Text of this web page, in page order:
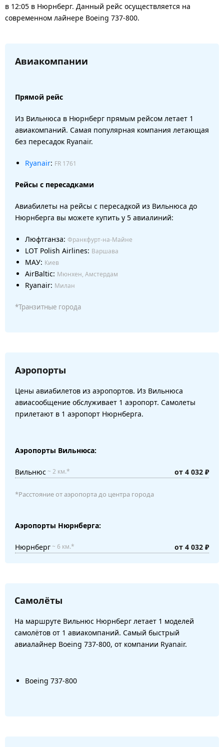
в 12:05 в Нюрнберг. Данный рейс осуществляется на
современном лайнере Boeing 737-800.
Авиакомпании
Прямой рейс
Из Вильнюса в Нюрнберг прямым рейсом летает 1
авиакомпаний. Самая популярная компания летающая
без пересадок Ryanair.
Ryanair: FR 1761
Рейсы с пересадками
Авиабилеты на рейсы с пересадкой из Вильнюса до
Нюрнберга вы можете купить у 5 авиалиний:
Люфтганза: Франкфурт-на-Майне
LOT Polish Airlines: Варшава
МАУ: Киев
AirBaltic: Мюнхен, Амстердам
Ryanair: Милан
*Транзитные города
Аэропорты
Цены авиабилетов из аэропортов. Из Вильнюса
авиасообщение обслуживает 1 аэропорт. Самолеты
прилетают в 1 аэропорт Нюрнберга.
Аэропорты Вильнюса:
Вильнюс~ 2 км.* от 4 032 ₽
*Расстояние от аэропорта до центра города
Аэропорты Нюрнберга:
Нюрнберг~ 6 км.* от 4 032 ₽
Самолёты
На маршруте Вильнюс Нюрнберг летает 1 моделей
самолётов от 1 авиакомпаний. Самый быстрый
авиалайнер Boeing 737-800, от компании Ryanair.
Boeing 737-800